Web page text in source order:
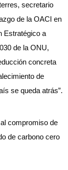
secretario
de la OACI en
Estratégico a
de la ONU,
concreta
de
se queda atrás”.
compromiso de
de carbono cero